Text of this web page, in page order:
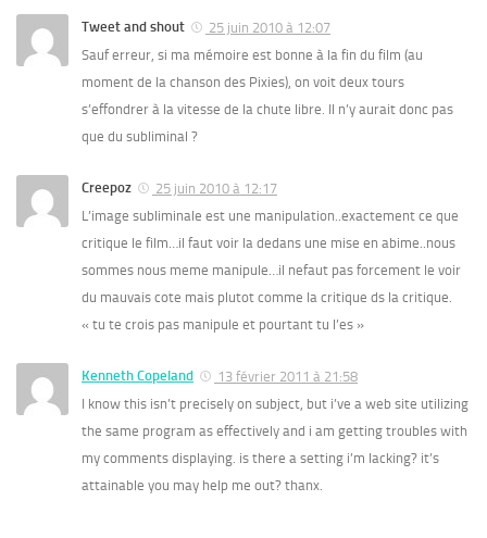
Tweet and shout
25 juin 2010 à 12:07
Sauf erreur, si ma mémoire est bonne à la fin du film (au
moment de la chanson des Pixies), on voit deux tours
s’effondrer à la vitesse de la chute libre. Il n’y aurait donc pas
que du subliminal ?
Creepoz
25 juin 2010 à 12:17
L’image subliminale est une manipulation..exactement ce que
critique le film…il faut voir la dedans une mise en abime..nous
sommes nous meme manipule…il nefaut pas forcement le voir
du mauvais cote mais plutot comme la critique ds la critique.
« tu te crois pas manipule et pourtant tu l’es »
Kenneth Copeland
13 février 2011 à 21:58
I know this isn’t precisely on subject, but i’ve a web site utilizing
the same program as effectively and i am getting troubles with
my comments displaying. is there a setting i’m lacking? it’s
attainable you may help me out? thanx.